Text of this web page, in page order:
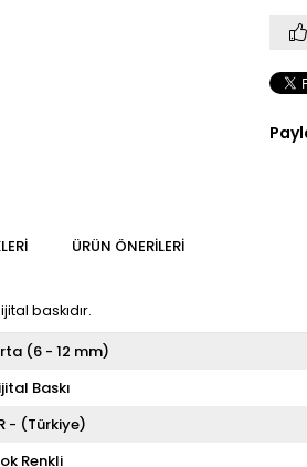
ÜRÜN ÖNERILERI
baskıdır.
(6 - 12 mm)
Baskı
- (Türkiye)
Renkli